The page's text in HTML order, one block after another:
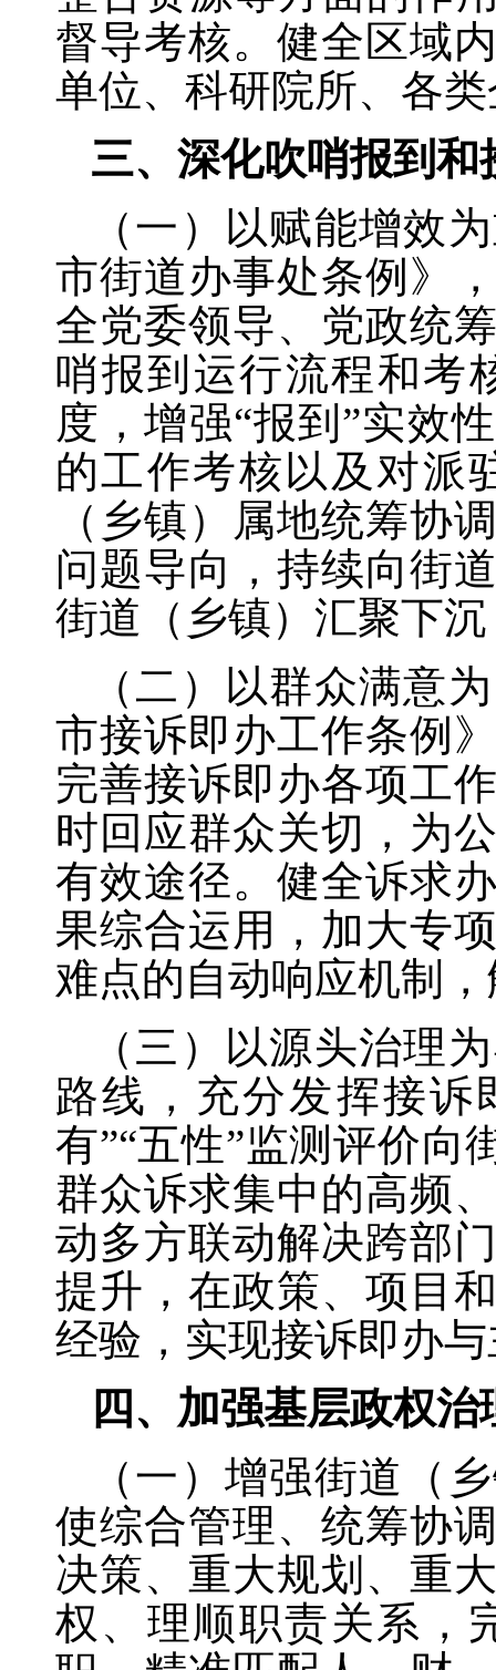
督导考核。健全区域
单位、科研院所、各
三、深化吹哨报到和
（一）以赋能增效
市街道办事处条例》
全党委领导、党政统
哨报到运行流程和考
度，增强“报到”实效
的工作考核以及对派
（乡镇）属地统筹协
问题导向，持续向街
街道（乡镇）汇聚下
（二）以群众满意
市接诉即办工作条例
完善接诉即办各项工
时回应群众关切，为
有效途径。健全诉求
果综合运用，加大专
难点的自动响应机制
（三）以源头治理
路线，充分发挥接
有”“五性”监测评价向
群众诉求集中的高频
动多方联动解决跨部
提升，在政策、项目
经验，实现接诉即办
四、加强基层政权
（一）增强街道（
使综合管理、统筹协
决策、重大规划、重
权、理顺职责关系，